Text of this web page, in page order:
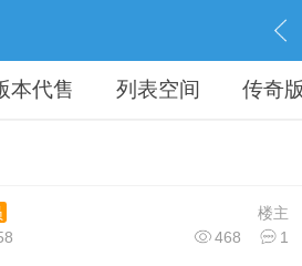
区 › 内容
本代售 列表空间 传奇
楼主
468
1